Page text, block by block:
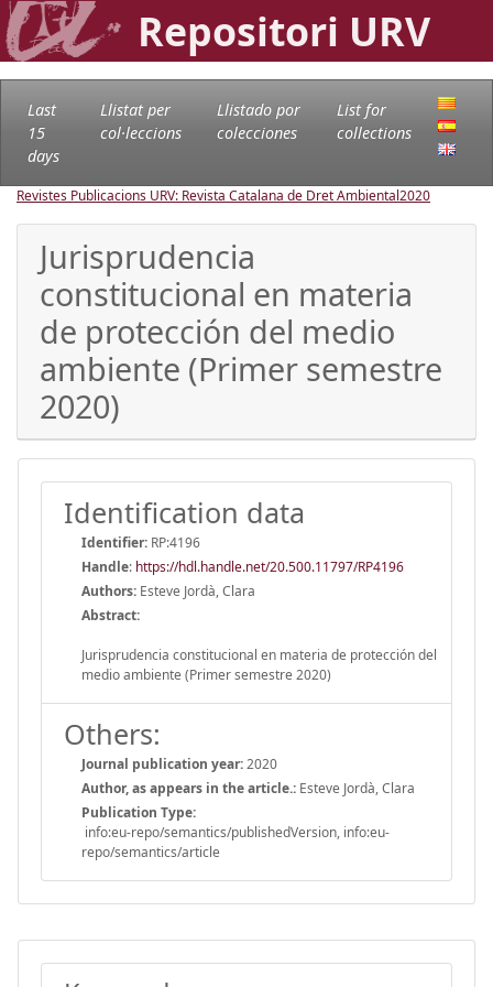
Repositori URV
Last
15
days
Llistat per
col·leccions
Llistado por
colecciones
List for
collections
Revistes Publicacions URV: Revista Catalana de Dret Ambiental2020
Jurisprudencia
constitucional en materia
de protección del medio
ambiente (Primer semestre
2020)
Identification data
Identifier: RP:4196
Handle: https://hdl.handle.net/20.500.11797/RP4196
Authors: Esteve Jordà, Clara
Abstract:
Jurisprudencia constitucional en materia de protección del
medio ambiente (Primer semestre 2020)
Others:
Journal publication year:2020
Author, as appears in the article.: Esteve Jordà, Clara
Publication Type:
info:eu-repo/semantics/publishedVersion, info:eu-
repo/semantics/article